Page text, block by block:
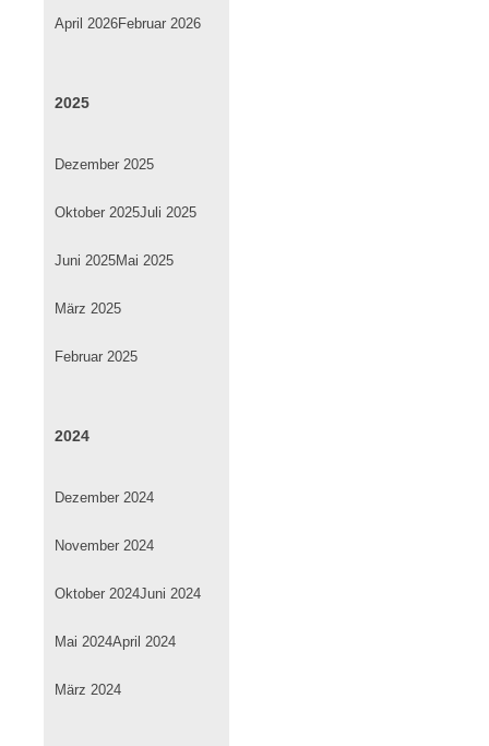
April 2026Februar 2026
2025
Dezember 2025
Oktober 2025Juli 2025
Juni 2025Mai 2025
März 2025
Februar 2025
2024
Dezember 2024
November 2024
Oktober 2024Juni 2024
Mai 2024April 2024
März 2024